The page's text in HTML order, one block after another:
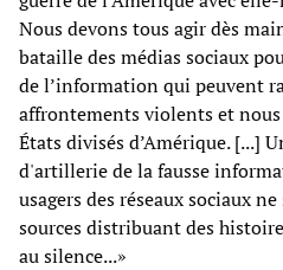
Nous devons tous agir dès
bataille des médias sociaux
de l’information qui peuvent
affrontements violents et
États divisés d’Amérique. [...]
d'artillerie de la fausse
usagers des réseaux sociaux
sources distribuant des
au silence...»